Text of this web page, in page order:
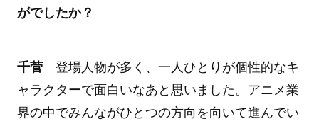
がでしたか？
千菅登場人物が多く、一人ひとりが個性的なキ
ャラクターで面白いなあと思いました。アニメ業
界の中でみんながひとつの方向を向いて進んでい